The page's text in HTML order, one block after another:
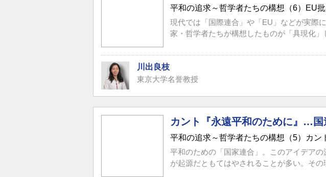
平和の追求～哲学者たちの構想（6）EU
現代では「国際連合」や「EU」などが実際
家・哲学者たちが構想したものが「具現化
川出良枝
東京大学名誉教授
カント『永遠平和のために』…
平和の追求～哲学者たちの構想（5）カン
平和のための「国家連合」。このアイデア
が起源だともてはやされることが多い。そ